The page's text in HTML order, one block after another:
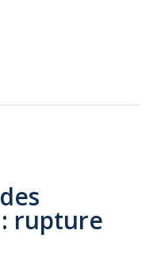
rupture